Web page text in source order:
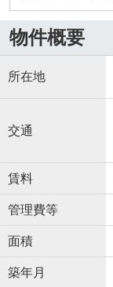
物件概要
所在地
交通
賃料
管理費等
面積
築年月